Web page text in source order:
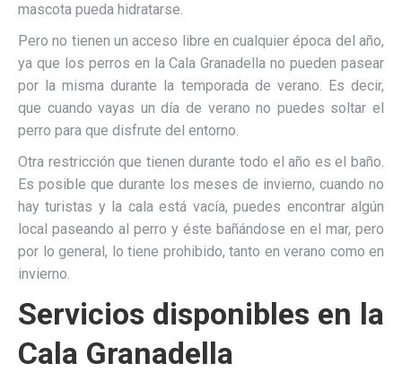
mascota pueda hidratarse.
Pero no tienen un acceso libre en cualquier época del año,
ya que los perros en la Cala Granadella no pueden pasear
por la misma durante la temporada de verano. Es decir,
que cuando vayas un día de verano no puedes soltar el
perro para que disfrute del entorno.
Otra restricción que tienen durante todo el año es el baño.
Es posible que durante los meses de invierno, cuando no
hay turistas y la cala está vacía, puedes encontrar algún
local paseando al perro y éste bañándose en el mar, pero
por lo general, lo tiene prohibido, tanto en verano como en
invierno.
Servicios disponibles en la
Cala Granadella